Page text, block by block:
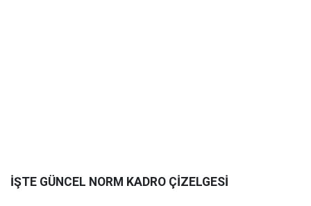
İŞTE GÜNCEL NORM KADRO ÇİZELGESİ